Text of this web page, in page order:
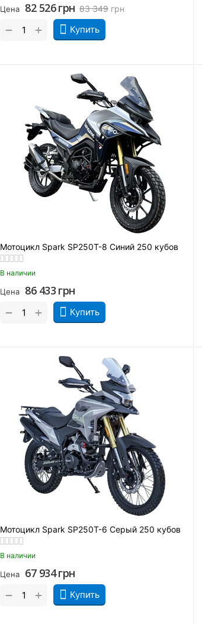
83 349 грн
Цена 82 526грн
Купить
+
−
Мотоцикл Spark SP250T-8 Синий 250 кубов
В наличии
Цена 86 433 грн
Купить
+
−
Мотоцикл Spark SP250T-6 Серый 250 кубов
В наличии
Цена 67 934грн
Купить
+
−